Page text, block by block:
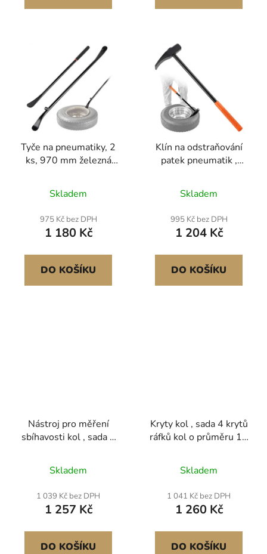
Tyče na pneumatiky, 2
ks, 970 mm železná
demontáž pneumatik a
765 mm lžíce pro
montáž a demontáž
pneumatik, vysoce
odolné nástroje z
masivní legované oceli
pro nákladní
Skladem
975 Kč bez DPH
1 180 Kč
DO KOŠÍKU
Klín na odstraňování
patek pneumatik ,
kladivo na pneumatiky s
kachním zobákem,
odolný nástroj na
odstraňování patek a
železná čepel s kachním
zobákem a litinovou
hlavou pro motocykly,
Skladem
995 Kč bez DPH
1 204 Kč
DO KOŠÍKU
Nástroj pro měření
sbíhavosti kol , sada 2
destička pro měření
úhlu sbíhavosti z
nerezové oceli, 4
seřizovací tyče a
magnetické drážky,
obsahuje měřicí pásky a
převodní tabulku
Skladem
1 039 Kč bez DPH
1 257 Kč
DO KOŠÍKU
Kryty kol , sada 4 krytů
ráfků kol o průměru 15
náhrada, kryty nábojů
kol o velikosti R15,
univerzální
10paprskové kryty ráfků
z ABS pro Hyundai
Chevrolet Ford Honda,
stříbrné/černé
Skladem
1 041 Kč bez DPH
1 260 Kč
DO KOŠÍKU